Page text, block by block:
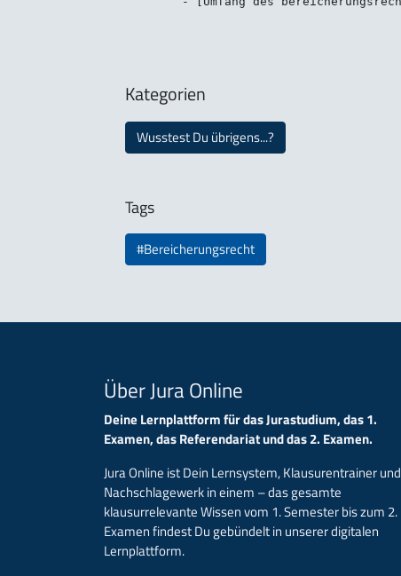
Kategorien
Wusstest Du übrigens...?
Tags
#Bereicherungsrecht
Über Jura Online
Deine Lernplattform für das Jurastudium, das 1.
Examen, das Referendariat und das 2. Examen.
Jura Online ist Dein Lernsystem, Klausurentrainer und
Nachschlagewerk in einem – das gesamte
klausurrelevante Wissen vom 1. Semester bis zum 2.
Examen findest Du gebündelt in unserer digitalen
Lernplattform.